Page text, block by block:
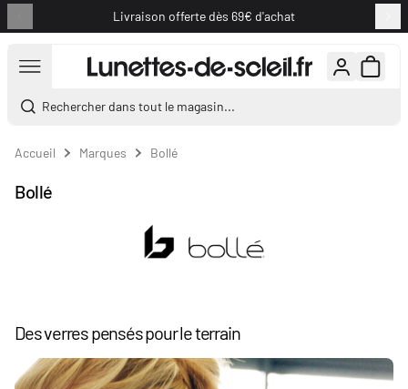
Livraison offerte dès 69€ d'achat
Rechercher dans tout le magasin...
Accueil Marques Bollé
Bollé
Des verres pensés pour le terrain